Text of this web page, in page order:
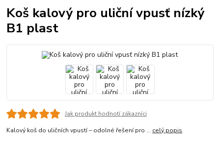
Koš kalový pro uliční vpusť nízký
B1 plast
Jak produkt hodnotí zákazníci
Kalový koš do uličních vpustí – odolné řešení pro ... celý popis